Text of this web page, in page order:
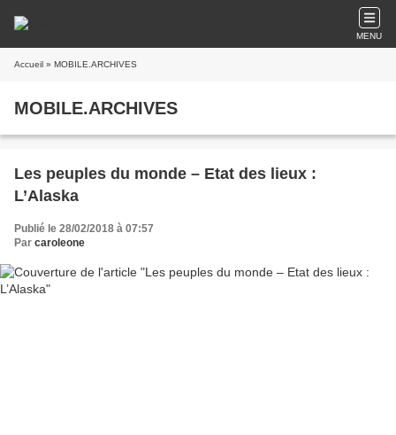
MENU
Accueil » MOBILE.ARCHIVES
MOBILE.ARCHIVES
Les peuples du monde – Etat des lieux :
L’Alaska
Publié le 28/02/2018 à 07:57
Par caroleone